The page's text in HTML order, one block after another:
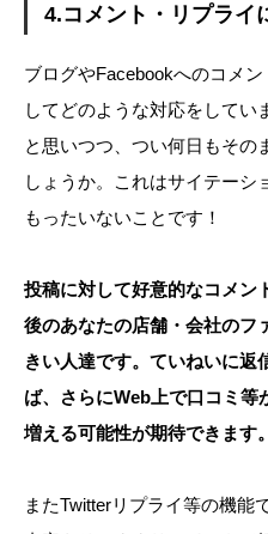
4.コメント・リプライ
ブログやFacebookへのコメ
してどのような対応をしてい
と思いつつ、つい何日もそ
しょうか。これはサイテーシ
もったいないことです！
投稿に対して好意的なコメン
後のあなたの店舗・会社のフ
きい人達です。ていねいに返
ば、さらにWeb上で口コミ等
増える可能性が期待できます。
またTwitterリプライ等の機能